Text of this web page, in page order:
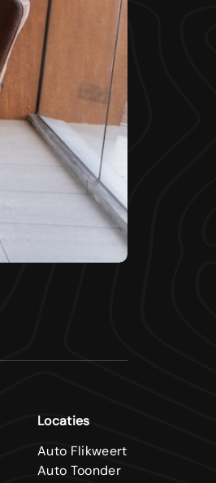
Locaties
Auto Flikweert
Auto Toonder